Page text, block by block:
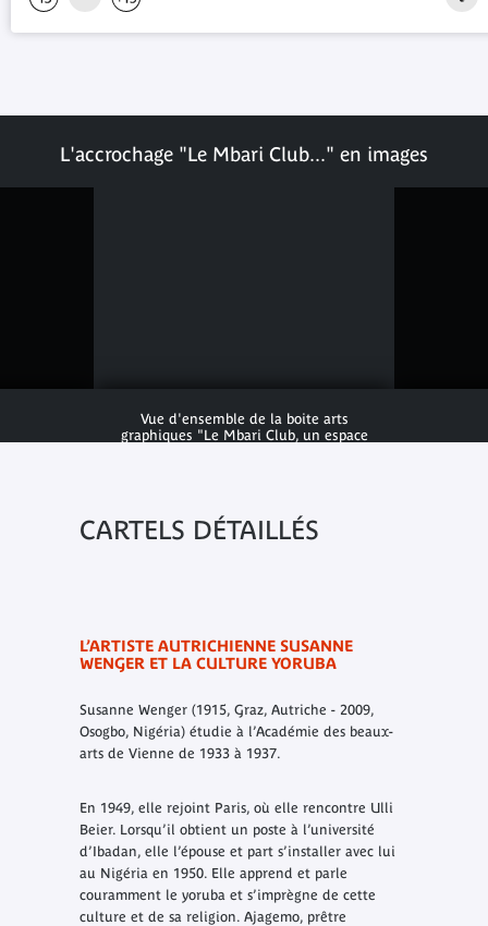
L'accrochage "Le Mbari Club..." en images
Vue d'ensemble de la boite arts
graphiques "Le Mbari Club, un espace
CARTELS DÉTAILLÉS
L’ARTISTE AUTRICHIENNE SUSANNE
WENGER ET LA CULTURE YORUBA
Susanne Wenger (1915, Graz, Autriche - 2009,
Osogbo, Nigéria) étudie à l’Académie des beaux-
arts de Vienne de 1933 à 1937.
En 1949, elle rejoint Paris, où elle rencontre Ulli
Beier. Lorsqu’il obtient un poste à l’université
d’Ibadan, elle l’épouse et part s’installer avec lui
au Nigéria en 1950. Elle apprend et parle
couramment le yoruba et s’imprègne de cette
culture et de sa religion. Ajagemo, prêtre